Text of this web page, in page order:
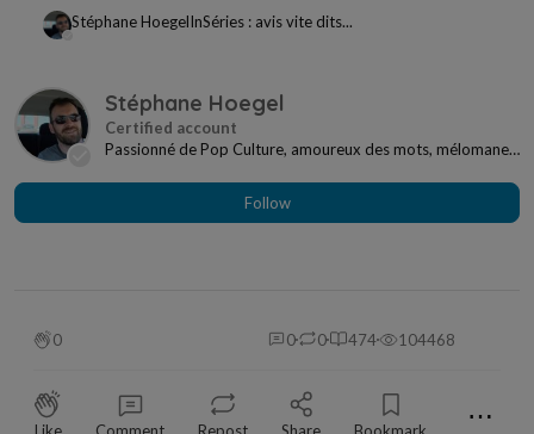
Stéphane HoegelInSéries : avis vite dits...
Stéphane Hoegel
Passionné de Pop Culture, amoureux des mots, mélomane
Follow
0 0 0 474 104468
⋯